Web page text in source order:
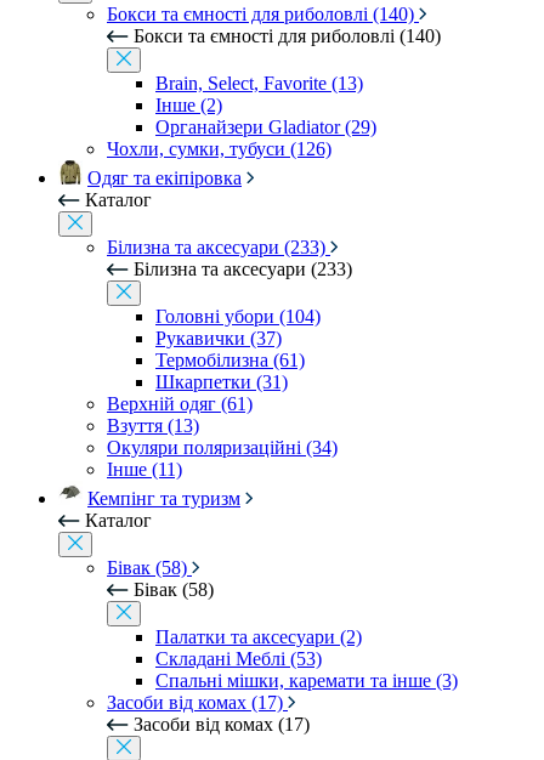
Бокси та ємності для риболовлі (140)
Бокси та ємності для риболовлі (140)
Brain, Select, Favorite (13)
Інше (2)
Органайзери Gladiator (29)
Чохли, сумки, тубуси (126)
Одяг та екіпіровка
Каталог
Білизна та аксесуари (233)
Білизна та аксесуари (233)
Головні убори (104)
Рукавички (37)
Термобілизна (61)
Шкарпетки (31)
Верхній одяг (61)
Взуття (13)
Окуляри поляризаційні (34)
Інше (11)
Кемпінг та туризм
Каталог
Бівак (58)
Бівак (58)
Палатки та аксесуари (2)
Складані Меблі (53)
Спальні мішки, каремати та інше (3)
Засоби від комах (17)
Засоби від комах (17)